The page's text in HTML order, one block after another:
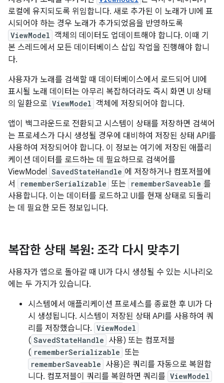
로컬에 유지되도록 위임합니다. 새로 추가된 이 노래가 UI에 표
시되어야 하는 경우 노래가 추가되었음을 반영하도록
ViewModel 객체의 데이터도 업데이트해야 합니다. 이때 기
본 스레드에서 모든 데이터베이스 삽입 작업을 진행해야 합니
다.
사용자가 노래를 검색할 때 데이터베이스에서 로드되어 UI에
표시될 노래 데이터는 아무리 복잡하더라도 즉시 화면 UI 상태
의 일환으로 ViewModel 객체에 저장되어야 합니다.
앱이 백그라운드로 전환되고 시스템이 상태를 저장하면 검색어
는 프로세스가 다시 생성될 경우에 대비하여 저장된 상태 API를
사용하여 저장되어야 합니다. 이 정보는 여기에 저장된 애플리
케이션 데이터를 로드하는 데 필요하므로 검색어를
ViewModel SavedStateHandle 에 저장하거나 컴포저블에
서
rememberSerializable 또는 rememberSaveable 를
사용합니다. 이는 데이터를 로드하고 UI를 현재 상태로 되돌리
는 데 필요한 모든 정보입니다.
복잡한 상태 복원: 조각 다시 맞추기
사용자가 앱으로 돌아갈 때 UI가 다시 생성될 수 있는 시나리오
에는 두 가지가 있습니다.
시스템에서 애플리케이션 프로세스를 종료한 후 UI가 다
시 생성됩니다. 시스템이 저장된 상태 API를 사용하여 쿼
리를 저장했습니다. ViewModel
( SavedStateHandle 사용) 또는 컴포저블
( rememberSerializable 또는
rememberSaveable 사용)은 쿼리를 자동으로 복원합
니다. 컴포저블이 쿼리를 복원하면 쿼리를 ViewModel